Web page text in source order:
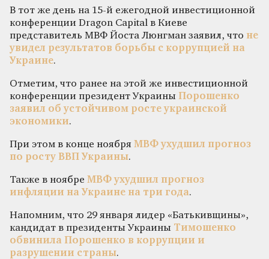
В тот же день на 15-й ежегодной инвестиционной
конференции Dragon Capital в Киеве
представитель МВФ Йоста Люнгман заявил, что не
увидел результатов борьбы с коррупцией на
Украине.
Отметим, что ранее на этой же инвестиционной
конференции президент Украины Порошенко
заявил об устойчивом росте украинской
экономики.
При этом в конце ноября МВФ ухудшил прогноз
по росту ВВП Украины.
Также в ноябре МВФ ухудшил прогноз
инфляции на Украине на три года.
Напомним, что 29 января лидер «Батькивщины»,
кандидат в президенты Украины Тимошенко
обвинила Порошенко в коррупции и
разрушении страны.